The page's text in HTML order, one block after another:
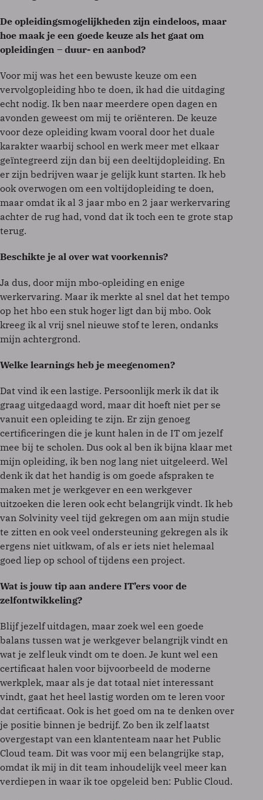
De opleidingsmogelijkheden zijn eindeloos, maar
hoe maak je een goede keuze als het gaat om
opleidingen – duur- en aanbod?
Voor mij was het een bewuste keuze om een
vervolgopleiding hbo te doen, ik had die uitdaging
echt nodig. Ik ben naar meerdere open dagen en
avonden geweest om mij te oriënteren. De keuze
voor deze opleiding kwam vooral door het duale
karakter waarbij school en werk meer met elkaar
geïntegreerd zijn dan bij een deeltijdopleiding. En
er zijn bedrijven waar je gelijk kunt starten. Ik heb
ook overwogen om een voltijdopleiding te doen,
maar omdat ik al 3 jaar mbo en 2 jaar werkervaring
achter de rug had, vond dat ik toch een te grote stap
terug.
Beschikte je al over wat voorkennis?
Ja dus, door mijn mbo-opleiding en enige
werkervaring. Maar ik merkte al snel dat het tempo
op het hbo een stuk hoger ligt dan bij mbo. Ook
kreeg ik al vrij snel nieuwe stof te leren, ondanks
mijn achtergrond.
Welke learnings heb je meegenomen?
Dat vind ik een lastige. Persoonlijk merk ik dat ik
graag uitgedaagd word, maar dit hoeft niet per se
vanuit een opleiding te zijn. Er zijn genoeg
certificeringen die je kunt halen in de IT om jezelf
mee bij te scholen. Dus ook al ben ik bijna klaar met
mijn opleiding, ik ben nog lang niet uitgeleerd. Wel
denk ik dat het handig is om goede afspraken te
maken met je werkgever en een werkgever
uitzoeken die leren ook echt belangrijk vindt. Ik heb
van Solvinity veel tijd gekregen om aan mijn studie
te zitten en ook veel ondersteuning gekregen als ik
ergens niet uitkwam, of als er iets niet helemaal
goed liep op school of tijdens een project.
Wat is jouw tip aan andere IT’ers voor de
zelfontwikkeling?
Blijf jezelf uitdagen, maar zoek wel een goede
balans tussen wat je werkgever belangrijk vindt en
wat je zelf leuk vindt om te doen. Je kunt wel een
certificaat halen voor bijvoorbeeld de moderne
werkplek, maar als je dat totaal niet interessant
vindt, gaat het heel lastig worden om te leren voor
dat certificaat. Ook is het goed om na te denken over
je positie binnen je bedrijf. Zo ben ik zelf laatst
overgestapt van een klantenteam naar het Public
Cloud team. Dit was voor mij een belangrijke stap,
omdat ik mij in dit team inhoudelijk veel meer kan
verdiepen in waar ik toe opgeleid ben: Public Cloud.